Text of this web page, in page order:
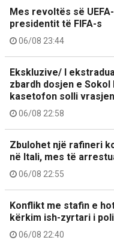
Mes revoltës së
presidentit të FIFA-s
06/08 23:44
Ekskluzive/ I
zbardh dosjen e
kasetofon solli
06/08 22:58
Zbulohet një rafineri
në Itali, mes të
06/08 22:55
Konflikt me stafin e
kërkim ish-zyrtari i
06/08 22:40